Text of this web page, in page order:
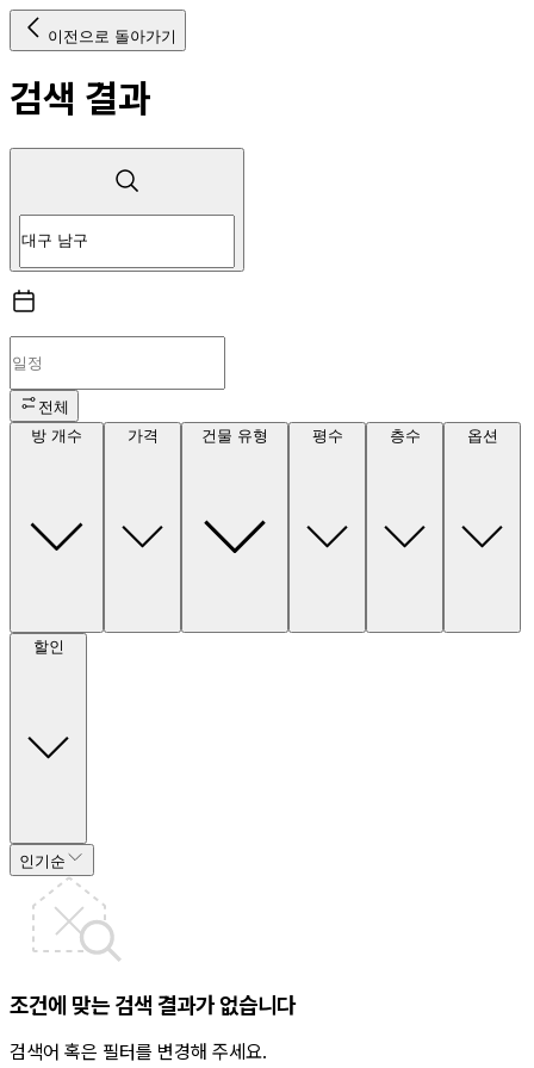
이전으로 돌아가기
검색 결과
전체
방 개수
가격 건물 유형 평수 층수 옵션
할인
인기순
조건에 맞는 검색 결과가 없습니다
검색어 혹은 필터를 변경해 주세요.